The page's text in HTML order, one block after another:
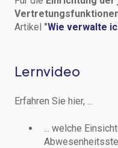
Artikel "Wie verwalte
Lernvideo
Erfahren Sie hier, ...
... welche